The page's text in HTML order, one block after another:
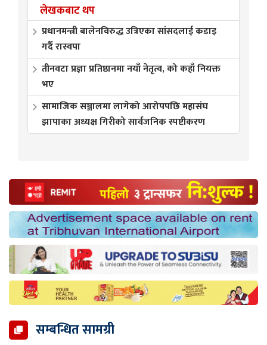
लेखकबाट थप
प्रधानमन्त्री बालेनविरुद्ध उत्रिएका सांसदलाई कडाइ
गर्दै रास्वपा
तीनवटा प्रज्ञा प्रतिष्ठानमा नयाँ नेतृत्व, को कहाँ नियक्त
भए
सामाजिक सञ्जालमा लागेको आरोपपछि महासंघ
झापाका अध्यक्ष गिरीको सार्वजनिक स्पष्टीकरण
सम्बन्धित सामग्री